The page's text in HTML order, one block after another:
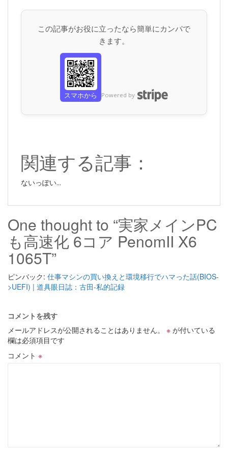
この記事がお役に立ったなら簡単にカンパで
きます。
スマホから Powered by
関連する記事：
ないっぽい...
One thought to “実家メインPC
も高速化 6コア PenomII X6
1065T”
ピンバック: 仕事マシンの買い換えと環境移行でハマった話(BIOS-
>UEFI) | 道具眼日誌：古田-私的記録
コメントを残す
メールアドレスが公開されることはありません。
※ が付いている
欄は必須項目です
コメント ※